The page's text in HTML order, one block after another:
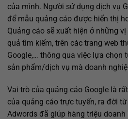
của mình. Người sử dụng dịch vụ
để mẫu quảng cáo được hiển thị
Quảng cáo sẽ xuất hiện ở những
quả tìm kiếm, trên các trang web
Google,… thông qua việc lựa chọn
sản phẩm/dịch vụ mà doanh
Vai trò của quảng cáo Google là
của quảng cáo trực tuyến, ra đời
Adwords đã giúp hàng triệu